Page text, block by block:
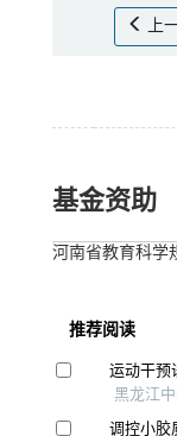
上
基金资助
河南省教育科学